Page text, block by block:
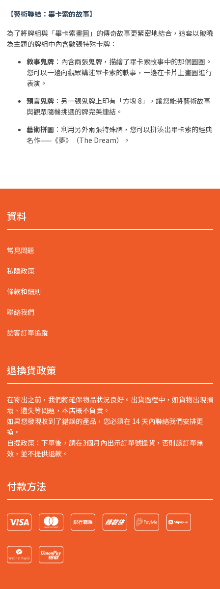
【藝術聯結：畢卡索的故事】
為了將牌組與「畢卡索畫圓」的傳奇故事更緊密地結合，這套以破曉
為主題的牌組中內含數張特殊卡牌：
敘事鬼牌 ：內含兩張鬼牌，描繪了畢卡索故事中的那個圓圈。
您可以一邊向觀眾講述畢卡索的軼事，一邊在卡片上畫圓進行
表演。
預言鬼牌 ：另一張鬼牌上印有「方塊 8」，讓您能將藝術故事
與觀眾隨機挑選的牌完美連結。
藝術拼圖 ：利用另外兩張特殊牌，您可以拼湊出畢卡索的經典
名作——《夢》（The Dream）。
資料
常見問題
私隱政策
條款和細則
聯絡我們
訪客訂單追蹤
退換貨政策
在寄出之前，我們將確保物品狀況良好。出貨過程中，如貨物出現損
壞、遺失等問題，本店概不負責。
如果您發現收到了錯誤的產品，您必須在 14 天內聯絡我們安排更
換。
自提政策：下單後，請在3個月內出示訂單號提貨，否則該訂單無
效，並不提供退款。
付款方法